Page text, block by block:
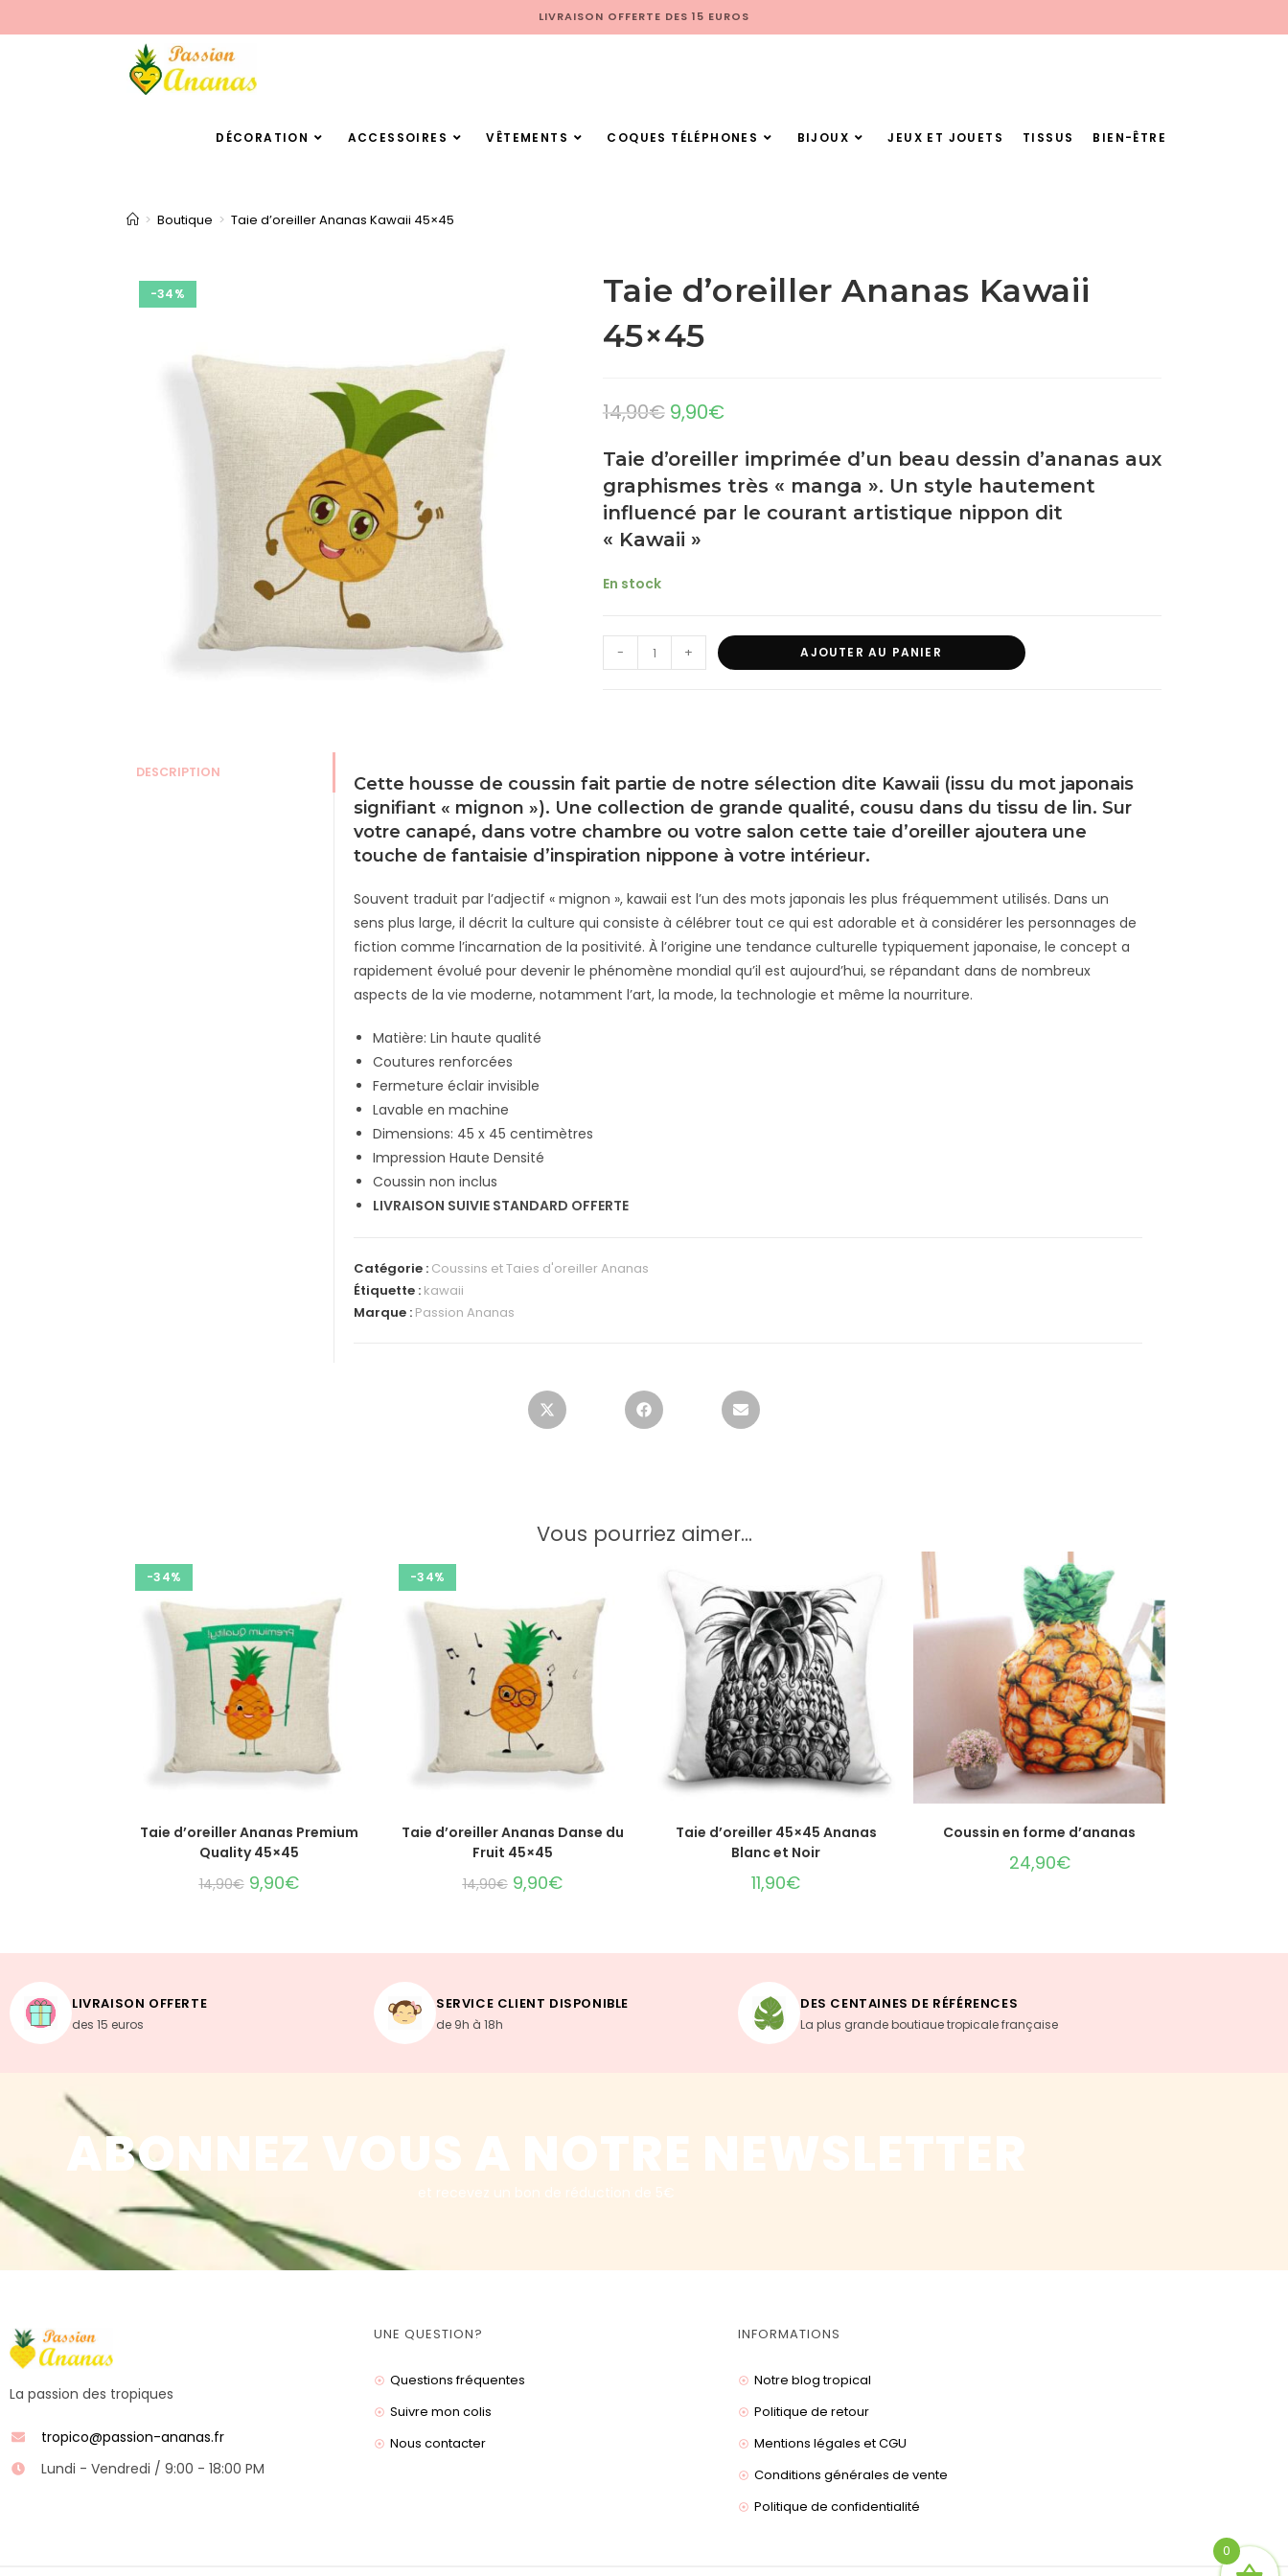
LIVRAISON OFFERTE DES 15 EUROS
DÉCORATION ACCESSOIRES VÊTEMENTS COQUES TÉLÉPHONES BIJOUX JEUX ET JOUETS TISSUS BIEN-ÊTRE
> Boutique > Taie d’oreiller Ananas Kawaii 45×45
-34%
Taie d’oreiller Ananas Kawaii
45×45
14,90€ 9,90€
Taie d’oreiller imprimée d’un beau dessin d’ananas aux
graphismes très « manga ». Un style hautement
influencé par le courant artistique nippon dit
« Kawaii »
En stock
- + AJOUTER AU PANIER
DESCRIPTION
Cette housse de coussin fait partie de notre sélection dite Kawaii (issu du mot japonais
signifiant « mignon »). Une collection de grande qualité, cousu dans du tissu de lin. Sur
votre canapé, dans votre chambre ou votre salon cette taie d’oreiller ajoutera une
touche de fantaisie d’inspiration nippone à votre intérieur.
Souvent traduit par l’adjectif « mignon », kawaii est l’un des mots japonais les plus fréquemment utilisés. Dans un
sens plus large, il décrit la culture qui consiste à célébrer tout ce qui est adorable et à considérer les personnages de
fiction comme l’incarnation de la positivité. À l’origine une tendance culturelle typiquement japonaise, le concept a
rapidement évolué pour devenir le phénomène mondial qu’il est aujourd’hui, se répandant dans de nombreux
aspects de la vie moderne, notamment l’art, la mode, la technologie et même la nourriture.
Matière: Lin haute qualité
Coutures renforcées
Fermeture éclair invisible
Lavable en machine
Dimensions: 45 x 45 centimètres
Impression Haute Densité
Coussin non inclus
LIVRAISON SUIVIE STANDARD OFFERTE
Catégorie : Coussins et Taies d'oreiller Ananas
Étiquette : kawaii
Marque : Passion Ananas
Vous pourriez aimer...
-34%
AJOUTER AU PANIER
Taie d’oreiller Ananas Premium
Quality 45×45
14,90€ 9,90€
-34%
AJOUTER AU PANIER
Taie d’oreiller Ananas Danse du
Fruit 45×45
14,90€ 9,90€
AJOUTER AU PANIER
Taie d’oreiller 45×45 Ananas
Blanc et Noir
11,90€
AJOUTER AU PANIER
Coussin en forme d’ananas
24,90€
LIVRAISON OFFERTE
des 15 euros
SERVICE CLIENT DISPONIBLE
de 9h à 18h
DES CENTAINES DE RÉFÉRENCES
La plus grande boutiaue tropicale française
ABONNEZ VOUS A NOTRE NEWSLETTER
et recevez un bon de réduction de 5€
La passion des tropiques
tropico@passion-ananas.fr
Lundi - Vendredi / 9:00 - 18:00 PM
UNE QUESTION?
Questions fréquentes
Suivre mon colis
Nous contacter
INFORMATIONS
Notre blog tropical
Politique de retour
Mentions légales et CGU
Conditions générales de vente
Politique de confidentialité
0